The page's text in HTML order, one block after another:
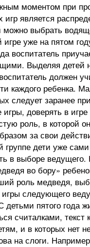
моментом при
игр является
можно выбрать
игре уже на пятом
воспитатель
Выделяя детей
должен
каждого ребенка.
следует заранее
игры, доверять в
роль, в которой
за свои
группе дети уже
в выборе
во бору»
роль медведя,
игры следующего
детьми пятого года
считалками, текст
и в которых нет
на слоги.